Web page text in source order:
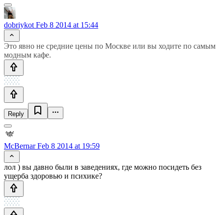
dobriykot Feb 8 2014 at 15:44
Это явно не средние цены по Москве или вы ходите по самым
модным кафе.
Reply
McBernarFeb 8 2014 at 19:59
лол ) вы давно были в заведениях, где можно посидеть без
ущерба здоровью и психике?